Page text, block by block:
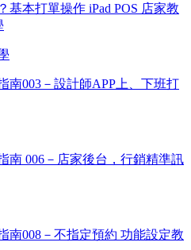
基本打單操作 iPad POS 店家教
南003－設計師APP上、下班打
南 006－店家後台，行銷精準訊
南008－不指定預約 功能設定教